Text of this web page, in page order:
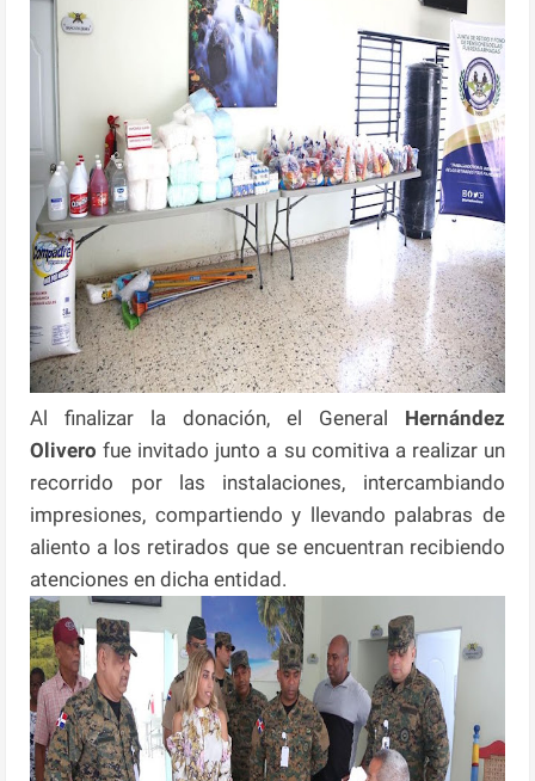
Al finalizar la donación, el General Hernández
Olivero fue invitado junto a su comitiva a realizar un
recorrido por las instalaciones, intercambiando
impresiones, compartiendo y llevando palabras de
aliento a los retirados que se encuentran recibiendo
atenciones en dicha entidad.